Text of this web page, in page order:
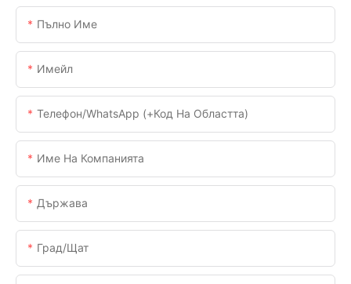
Пълно Име
Имейл
Телефон/WhatsApp (+Код На Областта)
Име На Компанията
Държава
Град/щат